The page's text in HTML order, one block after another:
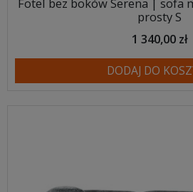
prosty S
1 340,00 zł
DODAJ DO